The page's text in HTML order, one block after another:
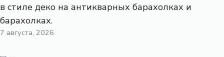
в стиле деко на антикварных барахолках и
барахолках.
7 августа, 2026